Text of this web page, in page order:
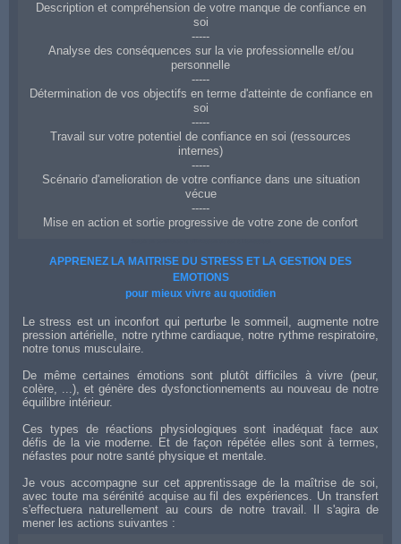
Description et compréhension de votre manque de confiance en
soi
-----
Analyse des conséquences sur la vie professionnelle et/ou
personnelle
-----
Détermination de vos objectifs en terme d'atteinte de confiance en
soi
-----
Travail sur votre potentiel de confiance en soi (ressources
internes)
-----
Scénario d'amelioration de votre confiance dans une situation
vécue
-----
Mise en action et sortie progressive de votre zone de confort
APPRENEZ LA MAITRISE DU STRESS ET LA GESTION DES
EMOTIONS
pour mieux vivre au quotidien
Le stress est un inconfort qui perturbe le sommeil, augmente notre
pression artérielle, notre rythme cardiaque, notre rythme respiratoire,
notre tonus musculaire.
De même certaines émotions sont plutôt difficiles à vivre (peur,
colère, ...), et génère des dysfonctionnements au nouveau de notre
équilibre intérieur.
Ces types de réactions physiologiques sont inadéquat face aux
défis de la vie moderne. Et de façon répétée elles sont à termes,
néfastes pour notre santé physique et mentale.
Je vous accompagne sur cet apprentissage de la maîtrise de soi,
avec toute ma sérénité acquise au fil des expériences. Un transfert
s'effectuera naturellement au cours de notre travail. Il s'agira de
mener les actions suivantes :